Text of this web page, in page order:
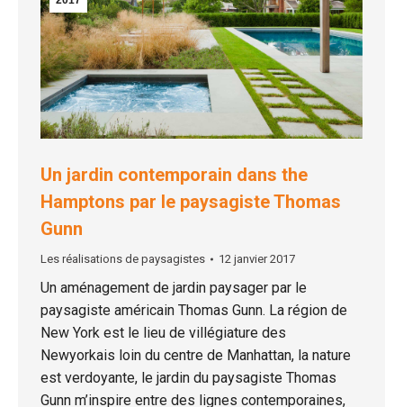
Un jardin contemporain dans the
Hamptons par le paysagiste Thomas
Gunn
Les réalisations de paysagistes 12 janvier 2017
Un aménagement de jardin paysager par le
paysagiste américain Thomas Gunn. La région de
New York est le lieu de villégiature des
Newyorkais loin du centre de Manhattan, la nature
est verdoyante, le jardin du paysagiste Thomas
Gunn m’inspire entre des lignes contemporaines,